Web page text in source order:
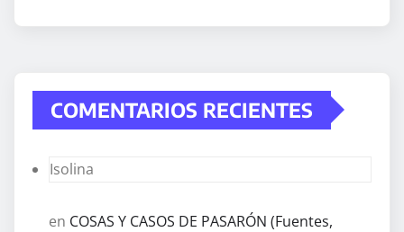
COMENTARIOS RECIENTES
Isolina
en COSAS Y CASOS DE PASARÓN (Fuentes,